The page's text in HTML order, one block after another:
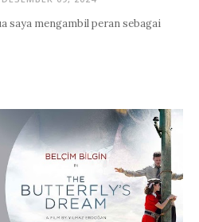
saya mengambil peran sebagai